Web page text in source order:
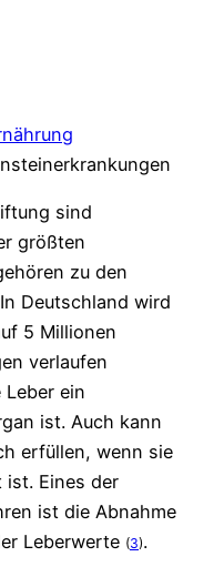
sind
größten
zu den
Deutschland wird
5 Millionen
verlaufen
ein
ist. Auch kann
erfüllen, wenn sie
ist. Eines der
ist die Abnahme
Leberwerte
(3).